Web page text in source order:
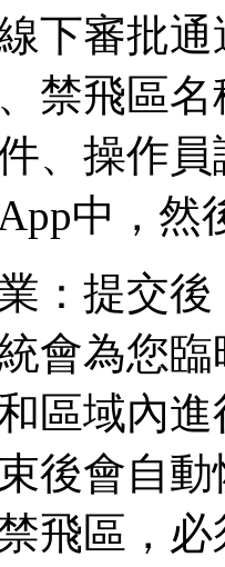
下審批
禁飛區
、操作
中，然
：提交
會為您
區域內
後會自
飛區，